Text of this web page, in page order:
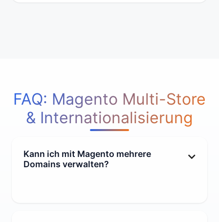
FAQ: Magento Multi-Store
& Internationalisierung
Kann ich mit Magento mehrere
Domains verwalten?